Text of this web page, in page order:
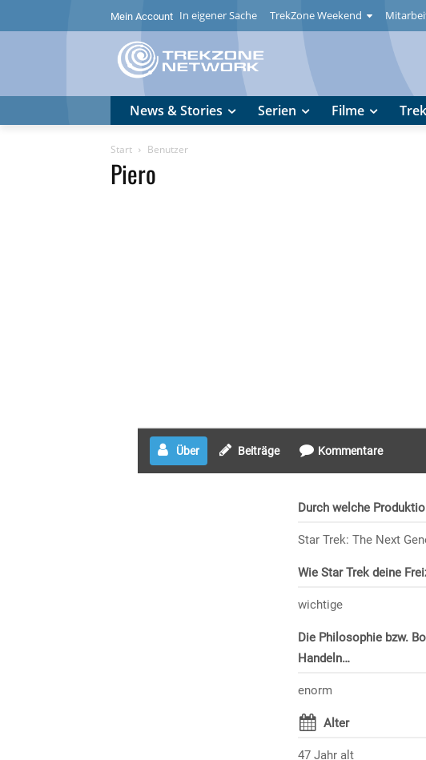
Mein Account In eigener Sache TrekZone Weekend
News & Stories Serien Filme
Start Benutzer
Piero
Über Beiträge Kommentare
Durch welche
Star Trek: The Next
Wie Star Trek deine
wichtige
Die Philosophie bzw.
Handeln…
enorm
Alter
47 Jahr alt